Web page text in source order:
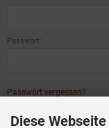
Passwort:
Passwort vergessen?
Diese